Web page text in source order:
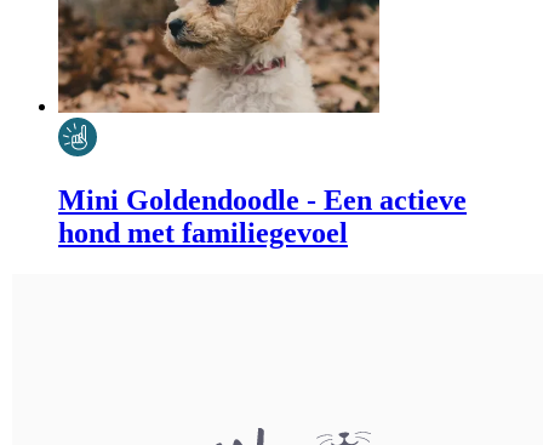
Mini Goldendoodle - Een actieve
hond met familiegevoel